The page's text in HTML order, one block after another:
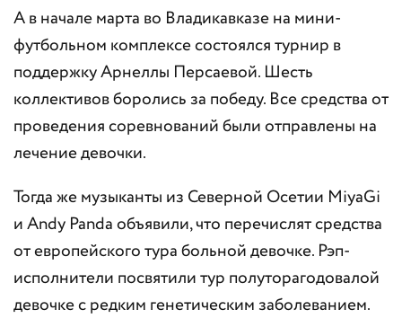
А в начале марта во Владикавказе на мини-
футбольном комплексе состоялся турнир в
поддержку Арнеллы Персаевой. Шесть
коллективов боролись за победу. Все средства от
проведения соревнований были отправлены на
лечение девочки.
Тогда же музыканты из Северной Осетии MiyaGi
и Andy Panda объявили, что перечислят средства
от европейского тура больной девочке. Рэп-
исполнители посвятили тур полуторагодовалой
девочке с редким генетическим заболеванием.